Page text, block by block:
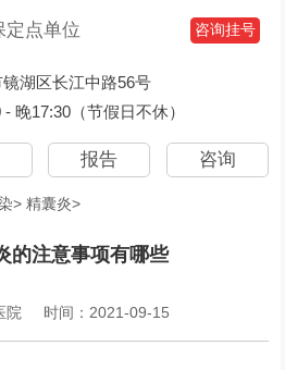
定点单位 咨询挂号
湖区长江中路56号
- 晚17:30（节假日不休）
报告 咨询
>精囊炎>
的注意事项有哪些
院 时间：2021-09-15